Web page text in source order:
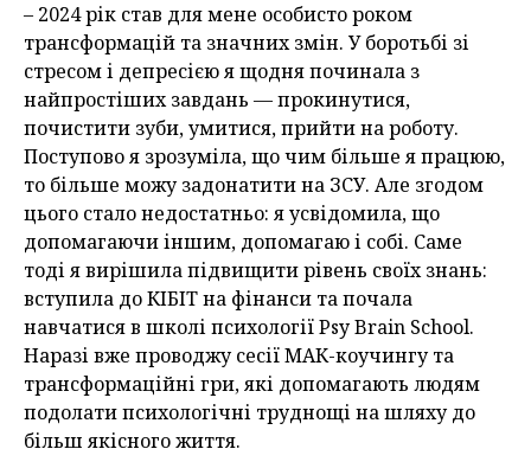
– 2024 рік став для мене особисто роком
трансформацій та значних змін. У боротьбі зi
стресом і депресією я щодня починала з
найпростіших завдань — прокинутися,
почистити зуби, умитися, прийти на роботу.
Поступово я зрозуміла, що чим більше я працюю,
то більше можу задонатити на ЗСУ. Але згодом
цього стало недостатньо: я усвідомила, що
допомагаючи іншим, допомагаю і собі. Саме
тоді я вирішила підвищити рівень своїх знань:
вступила до КІБІТ на фінанси та почала
навчатися в школі психології Psy Brain School.
Наразі вже проводжу сесії МАК-коучингу та
трансформаційні гри, які допомагають людям
подолати психологічні труднощі на шляху до
більш якісного життя.